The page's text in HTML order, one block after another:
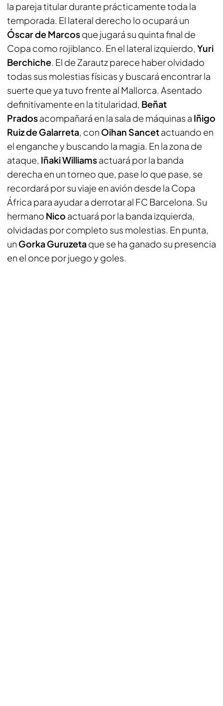
la pareja titular durante prácticamente toda la
temporada. El lateral derecho lo ocupará un
Óscar de Marcosque jugará su quinta final de
Copa como rojiblanco. En el lateral izquierdo, Yuri
Berchiche. El de Zarautz parece haber olvidado
todas sus molestias físicas y buscará encontrar la
suerte que ya tuvo frente al Mallorca. Asentado
definitivamente en la titularidad, Beñat
Pradosacompañará en la sala de máquinas a Iñigo
Ruiz de Galarreta, con Oihan Sancetactuando en
el enganche y buscando la magia. En la zona de
ataque, Iñaki Williamsactuará por la banda
derecha en un torneo que, pase lo que pase, se
recordará por su viaje en avión desde la Copa
África para ayudar a derrotar al FC Barcelona. Su
hermano Nico actuará por la banda izquierda,
olvidadas por completo sus molestias. En punta,
un Gorka Guruzetaque se ha ganado su presencia
en el once por juego y goles.